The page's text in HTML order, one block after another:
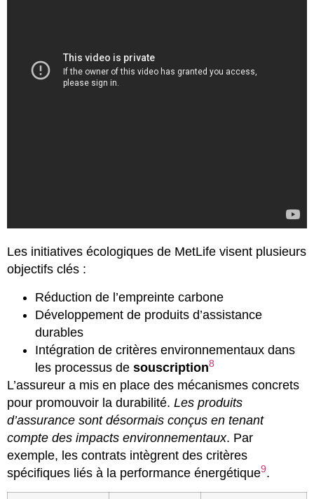
Les initiatives écologiques de MetLife visent plusieurs
objectifs clés :
Réduction de l’empreinte carbone
Développement de produits d’assistance
durables
Intégration de critères environnementaux dans
les processus de souscription8
L’assureur a mis en place des mécanismes concrets
pour promouvoir la durabilité. Les produits
d’assurance sont désormais conçus en tenant
compte des impacts environnementaux. Par
exemple, les contrats intègrent des critères
spécifiques liés à la performance énergétique9.